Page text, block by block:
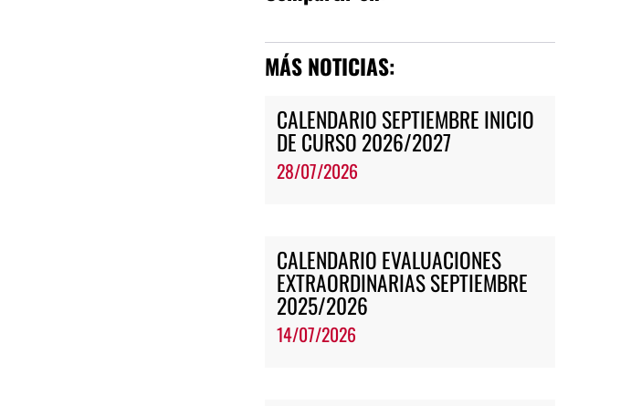
MÁS NOTICIAS:
CALENDARIO SEPTIEMBRE INICIO
DE CURSO 2026/2027
28/07/2026
CALENDARIO EVALUACIONES
EXTRAORDINARIAS SEPTIEMBRE
2025/2026
14/07/2026